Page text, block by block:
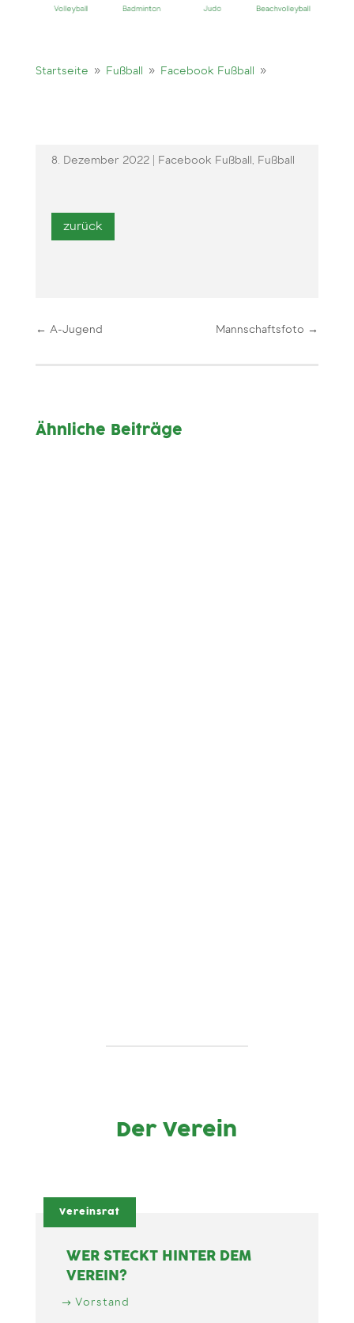
Startseite 9 Fußball 9 Facebook Fußball 9
8. Dezember 2022| Facebook Fußball, Fußball
← A-Jugend Mannschaftsfoto →
Ähnliche Beiträge
Der Verein
Vereinsrat
WER STECKT HINTER DEM
VEREIN?
Vorstand